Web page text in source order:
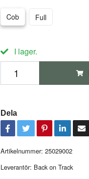
Cob Full
I lager.
Dela
Artikelnummer: 25029002
Leverantör: Back on Track